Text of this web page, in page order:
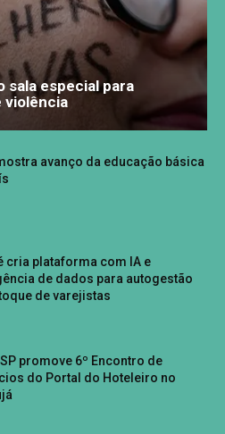
sala especial para
violência
avanço da educação básica
cria plataforma com IA e
de dados para autogestão
de varejistas
promove 6º Encontro de
do Portal do Hoteleiro no